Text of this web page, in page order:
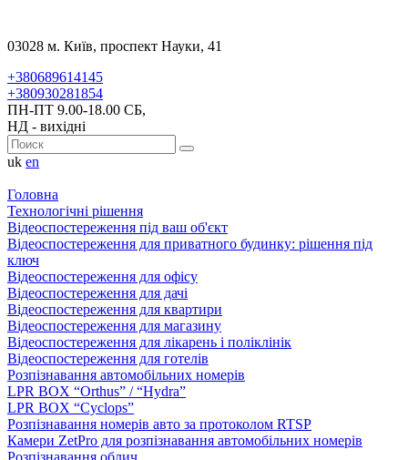
03028 м. Київ, проспект Науки, 41
+380689614145
+380930281854
ПН-ПТ 9.00-18.00 СБ,
НД - вихідні
uk en
Головна
Технологічні рішення
Відеоспостереження під ваш об'єкт
Відеоспостереження для приватного будинку: рішення під
ключ
Відеоспостереження для офісу
Відеоспостереження для дачі
Відеоспостереження для квартири
Відеоспостереження для магазину
Відеоспостереження для лікарень і поліклінік
Відеоспостереження для готелів
Розпізнавання автомобільних номерів
LPR BOX “Orthus” / “Hydra”
LPR BOX “Cyclops”
Розпізнавання номерів авто за протоколом RTSP
Камери ZetPro для розпізнавання автомобільних номерів
Розпізнавання облич